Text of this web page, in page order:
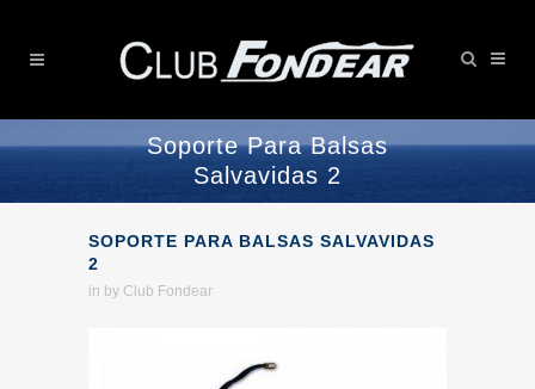
Soporte Para Balsas
Salvavidas 2
SOPORTE PARA BALSAS SALVAVIDAS
2
in by Club Fondear